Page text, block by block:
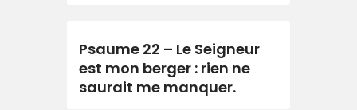
Psaume 22 – Le Seigneur
est mon berger : rien ne
saurait me manquer.